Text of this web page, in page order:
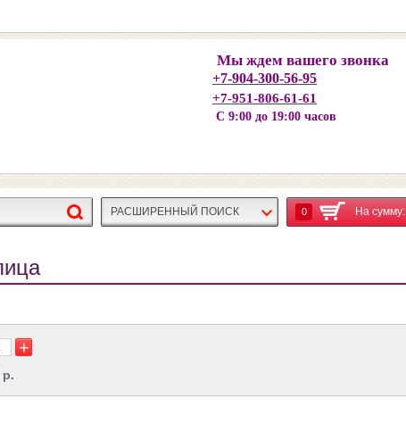
Мы ждем вашего звонка
+7-904-300-56-95
+7-951-806-61-61
С 9:00 до 19:00 часов
0 На сумму:
РАСШИРЕННЫЙ ПОИСК
+
р.